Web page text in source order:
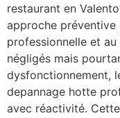
restaurant en
approche préventive
professionnelle et
négligés mais
dysfonctionnement,
depannage hotte
avec réactivité.